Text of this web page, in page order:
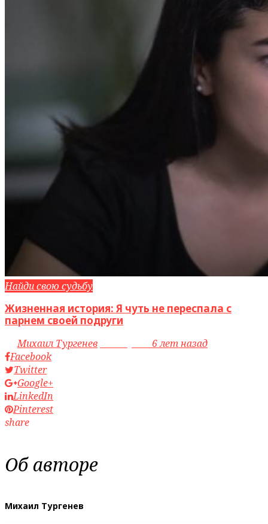
Найди свою судьбу
Жизненная история: Я чуть не переспала с
парнем своей подруги
byМихаил Тургенев
6 лет назад
Facebook
Twitter
Google+
LinkedIn
Pinterest
share
Об авторе
Михаил Тургенев